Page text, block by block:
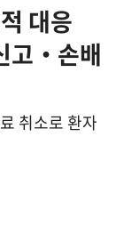
대응
고‧손배
취소로 환자